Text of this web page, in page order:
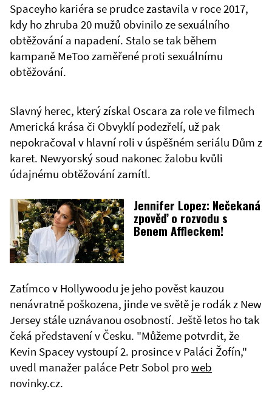
Spaceyho kariéra se prudce zastavila v roce 2017,
kdy ho zhruba 20 mužů obvinilo ze sexuálního
obtěžování a napadení. Stalo se tak během
kampaně MeToo zaměřené proti sexuálnímu
obtěžování.
Slavný herec, který získal Oscara za role ve filmech
Americká krása či Obvyklí podezřelí, už pak
nepokračoval v hlavní roli v úspěšném seriálu Dům z
karet. Newyorský soud nakonec žalobu kvůli
údajnému obtěžování zamítl.
Jennifer Lopez: Nečekaná
zpověď o rozvodu s
Benem Affleckem!
Zatímco v Hollywoodu je jeho pověst kauzou
nenávratně poškozena, jinde ve světě je rodák z New
Jersey stále uznávanou osobností. Ještě letos ho tak
čeká představení v Česku. "Můžeme potvrdit, že
Kevin Spacey vystoupí 2. prosince v Paláci Žofín,"
uvedl manažer paláce Petr Sobol proweb
novinky.cz.